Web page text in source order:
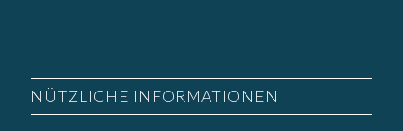
NÜTZLICHE INFORMATIONEN